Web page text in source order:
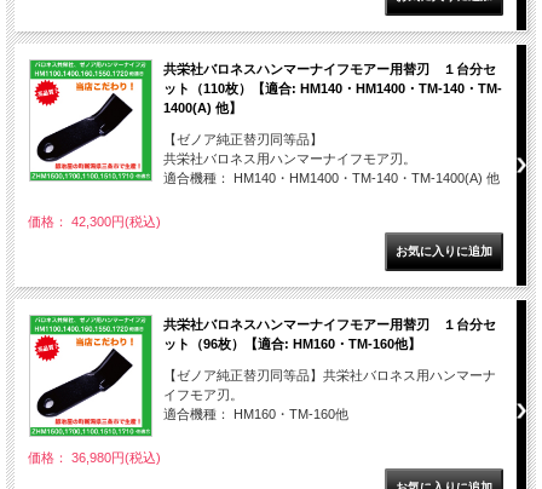
共栄社バロネスハンマーナイフモアー用替刃 １台分セ
ット（110枚）【適合: HM140・HM1400・TM-140・TM-
1400(A) 他】
【ゼノア純正替刃同等品】
共栄社バロネス用ハンマーナイフモア刃。
適合機種： HM140・HM1400・TM-140・TM-1400(A) 他
価格： 42,300円(税込)
共栄社バロネスハンマーナイフモアー用替刃 １台分セ
ット（96枚）【適合: HM160・TM-160他】
【ゼノア純正替刃同等品】共栄社バロネス用ハンマーナ
イフモア刃。
適合機種： HM160・TM-160他
価格： 36,980円(税込)